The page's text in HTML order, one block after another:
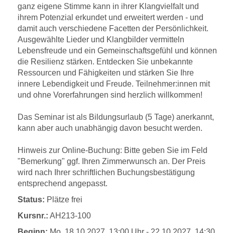
ganz eigene Stimme kann in ihrer Klangvielfalt und
ihrem Potenzial erkundet und erweitert werden - und
damit auch verschiedene Facetten der Persönlichkeit.
Ausgewählte Lieder und Klangbilder vermitteln
Lebensfreude und ein Gemeinschaftsgefühl und können
die Resilienz stärken. Entdecken Sie unbekannte
Ressourcen und Fähigkeiten und stärken Sie Ihre
innere Lebendigkeit und Freude. Teilnehmer:innen mit
und ohne Vorerfahrungen sind herzlich willkommen!
Das Seminar ist als Bildungsurlaub (5 Tage) anerkannt,
kann aber auch unabhängig davon besucht werden.
Hinweis zur Online-Buchung: Bitte geben Sie im Feld
"Bemerkung" ggf. Ihren Zimmerwunsch an. Der Preis
wird nach Ihrer schriftlichen Buchungsbestätigung
entsprechend angepasst.
Status: Plätze frei
Kursnr.: AH213-100